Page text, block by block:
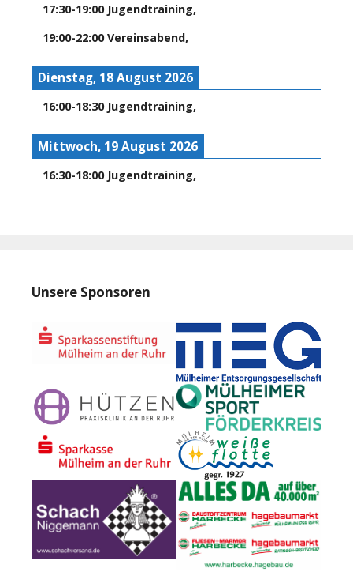
17:30-19:00 Jugendtraining,
19:00-22:00 Vereinsabend,
Dienstag, 18 August 2026
16:00-18:30 Jugendtraining,
Mittwoch, 19 August 2026
16:30-18:00 Jugendtraining,
Unsere Sponsoren